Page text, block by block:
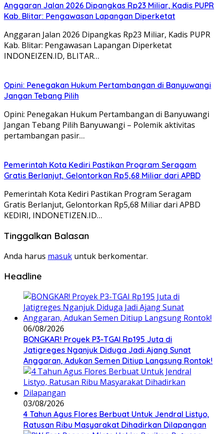
Anggaran Jalan 2026 Dipangkas Rp23 Miliar, Kadis PUPR
Kab. Blitar: Pengawasan Lapangan Diperketat
Anggaran Jalan 2026 Dipangkas Rp23 Miliar, Kadis PUPR
Kab. Blitar: Pengawasan Lapangan Diperketat
INDONEIZEN.ID, BLITAR…
Opini: Penegakan Hukum Pertambangan di Banyuwangi
Jangan Tebang Pilih
Opini: Penegakan Hukum Pertambangan di Banyuwangi
Jangan Tebang Pilih Banyuwangi – Polemik aktivitas
pertambangan pasir…
Pemerintah Kota Kediri Pastikan Program Seragam
Gratis Berlanjut, Gelontorkan Rp5,68 Miliar dari APBD
Pemerintah Kota Kediri Pastikan Program Seragam
Gratis Berlanjut, Gelontorkan Rp5,68 Miliar dari APBD
KEDIRI, INDONETIZEN.ID…
Tinggalkan Balasan
Anda harus masuk untuk berkomentar.
Headline
06/08/2026
BONGKAR! Proyek P3-TGAI Rp195 Juta di
Jatigreges Nganjuk Diduga Jadi Ajang Sunat
Anggaran, Adukan Semen Ditiup Langsung Rontok!
03/08/2026
4 Tahun Agus Flores Berbuat Untuk Jendral Listyo,
Ratusan Ribu Masyarakat Dihadirkan Dilapangan